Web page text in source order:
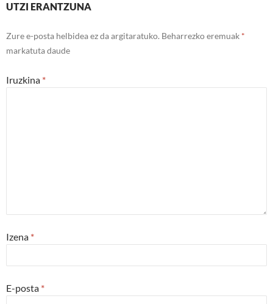
UTZI ERANTZUNA
Zure e-posta helbidea ez da argitaratuko. Beharrezko eremuak *
markatuta daude
Iruzkina *
Izena *
E-posta *